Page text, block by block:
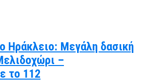
Ηράκλειο: Μεγάλη δασική
–
το 112